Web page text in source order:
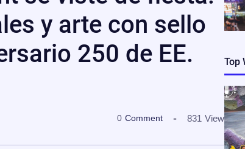
y arte con sello
250 de EE.
0 Comment 831 View
Top